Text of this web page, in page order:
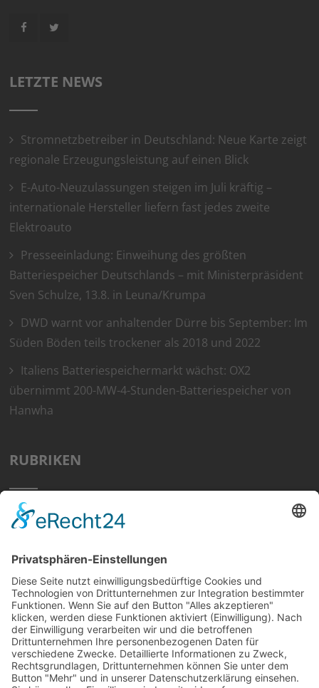
LETZTE NEWS
Stromnetzbetreiber in Deutschland: Neue Karte zeigt
regionale Erzeugungsleistung auf einen Blick
E-Auto-Neuzulassungen steigen im Juli kräftig –
internationale Hersteller liefern fast jedes zweite
Elektroauto
Presseeinladung: Einweihung des größten
Batteriespeicher Deutschlands – mit Ministerpräsident
Sven Schulze, 13.8. in Leuna/Krumpa
DWD warnt vor anhaltender Dürre bis September: Im
Süden Böden teils trockener als 2018 und 2022
Italiens Batteriespeichermarkt wächst: OX2
übernimmt 200-MW-4-Stunden-Batteriespeicher von
Hanwha
RUBRIKEN
Home
Tipps
Wissen
Strom Top30
F&A